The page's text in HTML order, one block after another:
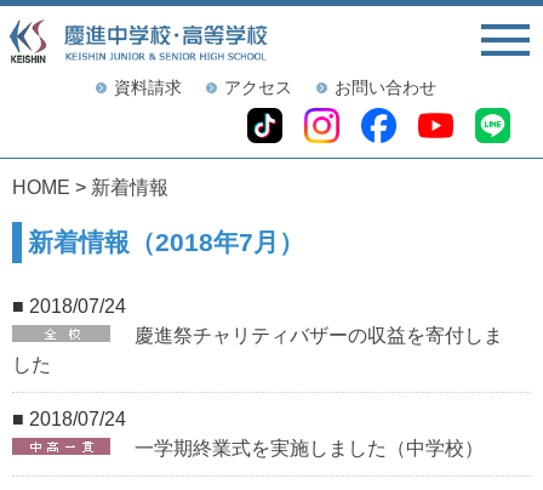
資料請求 アクセス お問い合わせ
HOME > 新着情報
新着情報（2018年7月）
■ 2018/07/24
慶進祭チャリティバザーの収益を寄付しま
した
■ 2018/07/24
一学期終業式を実施しました（中学校）